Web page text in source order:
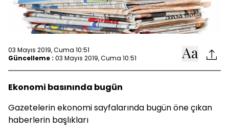
03 Mayıs 2019, Cuma 10:51
Güncelleme : 03 Mayıs 2019, Cuma 10:51
Ekonomi basınında bugün
Gazetelerin ekonomi sayfalarında bugün öne çıkan
haberlerin başlıkları